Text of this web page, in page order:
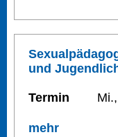
und
Termin
mehr